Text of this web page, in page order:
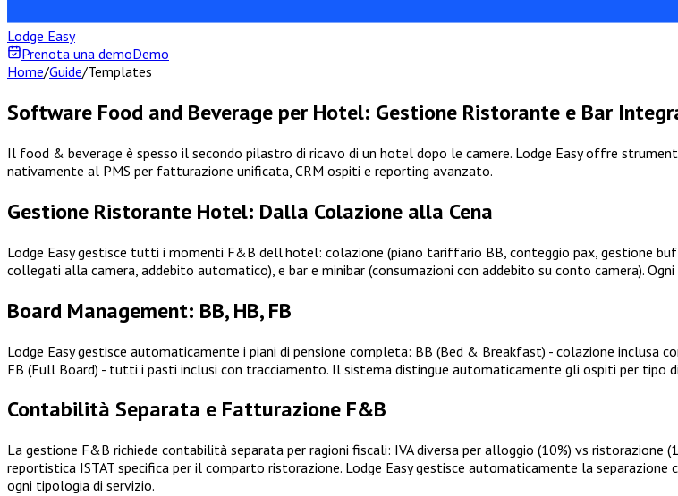
Lodge Easy
Prenota una demoDemo
Home/Guide/Templates
Software Food and Beverage per Hotel: Gestione Ristorante e Bar
Il food & beverage è spesso il secondo pilastro di ricavo di un hotel dopo le camere. Lodge Easy offre
nativamente al PMS per fatturazione unificata, CRM ospiti e reporting avanzato.
Gestione Ristorante Hotel: Dalla Colazione alla Cena
Lodge Easy gestisce tutti i momenti F&B dell'hotel: colazione (piano tariffario BB, conteggio pax, gestione
collegati alla camera, addebito automatico), e bar e minibar (consumazioni con addebito su conto camera).
Board Management: BB, HB, FB
Lodge Easy gestisce automaticamente i piani di pensione completa: BB (Bed & Breakfast) - colazione inclusa
FB (Full Board) - tutti i pasti inclusi con tracciamento. Il sistema distingue automaticamente gli ospiti per
Contabilità Separata e Fatturazione F&B
La gestione F&B richiede contabilità separata per ragioni fiscali: IVA diversa per alloggio (10%) vs ristorazione
reportistica ISTAT specifica per il comparto ristorazione. Lodge Easy gestisce automaticamente la
ogni tipologia di servizio.